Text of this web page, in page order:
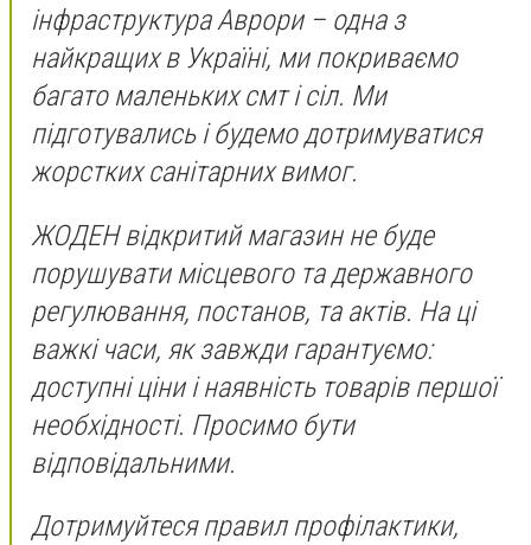
інфраструктура Аврори – одна з
найкращих в Україні, ми покриваємо
багато маленьких смт і сіл. Ми
підготувались і будемо дотримуватися
жорстких санітарних вимог.
ЖОДЕН відкритий магазин не буде
порушувати місцевого та державного
регулювання, постанов, та актів. На ці
важкі часи, як завжди гарантуємо:
доступні ціни і наявність товарів першої
необхідності. Просимо бути
відповідальними.
Дотримуйтеся правил профілактики,